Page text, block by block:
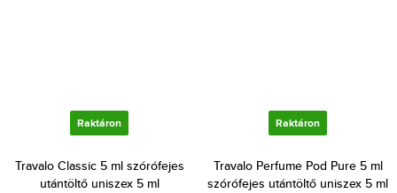
Raktáron
Travalo Classic 5 ml szórófejes
utántöltő uniszex 5 ml
Raktáron
Travalo Perfume Pod Pure 5 ml
szórófejes utántöltő uniszex 5 ml